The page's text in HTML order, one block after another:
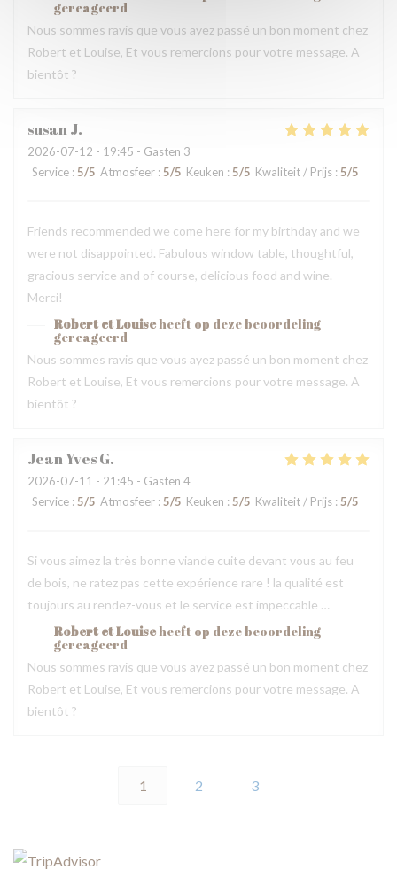
gereageerd
Nous sommes ravis que vous ayez passé un bon moment chez
Robert et Louise, Et vous remercions pour votre message. A
bientôt ?
susanJ
2026-07-12 - 19:45 - Gasten 3
Service : 5/5 Atmosfeer : 5/5 Keuken : 5/5 Kwaliteit / Prijs : 5/5
Friends recommended we come here for my birthday and we
were not disappointed. Fabulous window table, thoughtful,
gracious service and of course, delicious food and wine.
Merci!
Robert et Louiseheeft op deze beoordeling
gereageerd
Nous sommes ravis que vous ayez passé un bon moment chez
Robert et Louise, Et vous remercions pour votre message. A
bientôt ?
Jean YvesG
2026-07-11 - 21:45 - Gasten 4
Service : 5/5 Atmosfeer : 5/5 Keuken : 5/5 Kwaliteit / Prijs : 5/5
Si vous aimez la très bonne viande cuite devant vous au feu
de bois, ne ratez pas cette expérience rare ! la qualité est
toujours au rendez-vous et le service est impeccable …
Robert et Louiseheeft op deze beoordeling
gereageerd
Nous sommes ravis que vous ayez passé un bon moment chez
Robert et Louise, Et vous remercions pour votre message. A
bientôt ?
1 2 3